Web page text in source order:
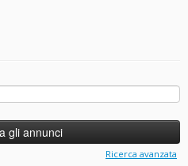
Ricerca avanzata